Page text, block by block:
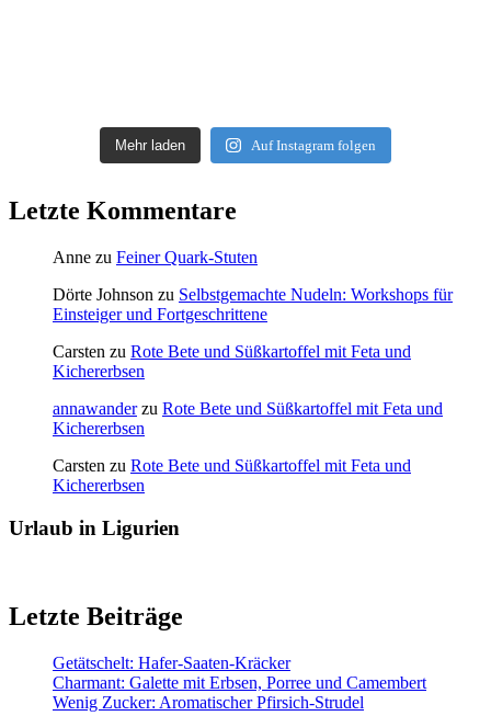
Mehr laden Auf Instagram folgen
Letzte Kommentare
Anne zu Feiner Quark-Stuten
Dörte Johnson zu Selbstgemachte Nudeln: Workshops für
Einsteiger und Fortgeschrittene
Carsten zu Rote Bete und Süßkartoffel mit Feta und
Kichererbsen
annawanderzu Rote Bete und Süßkartoffel mit Feta und
Kichererbsen
Carsten zu Rote Bete und Süßkartoffel mit Feta und
Kichererbsen
Urlaub in Ligurien
Letzte Beiträge
Getätschelt: Hafer-Saaten-Kräcker
Charmant: Galette mit Erbsen, Porree und Camembert
Wenig Zucker: Aromatischer Pfirsich-Strudel